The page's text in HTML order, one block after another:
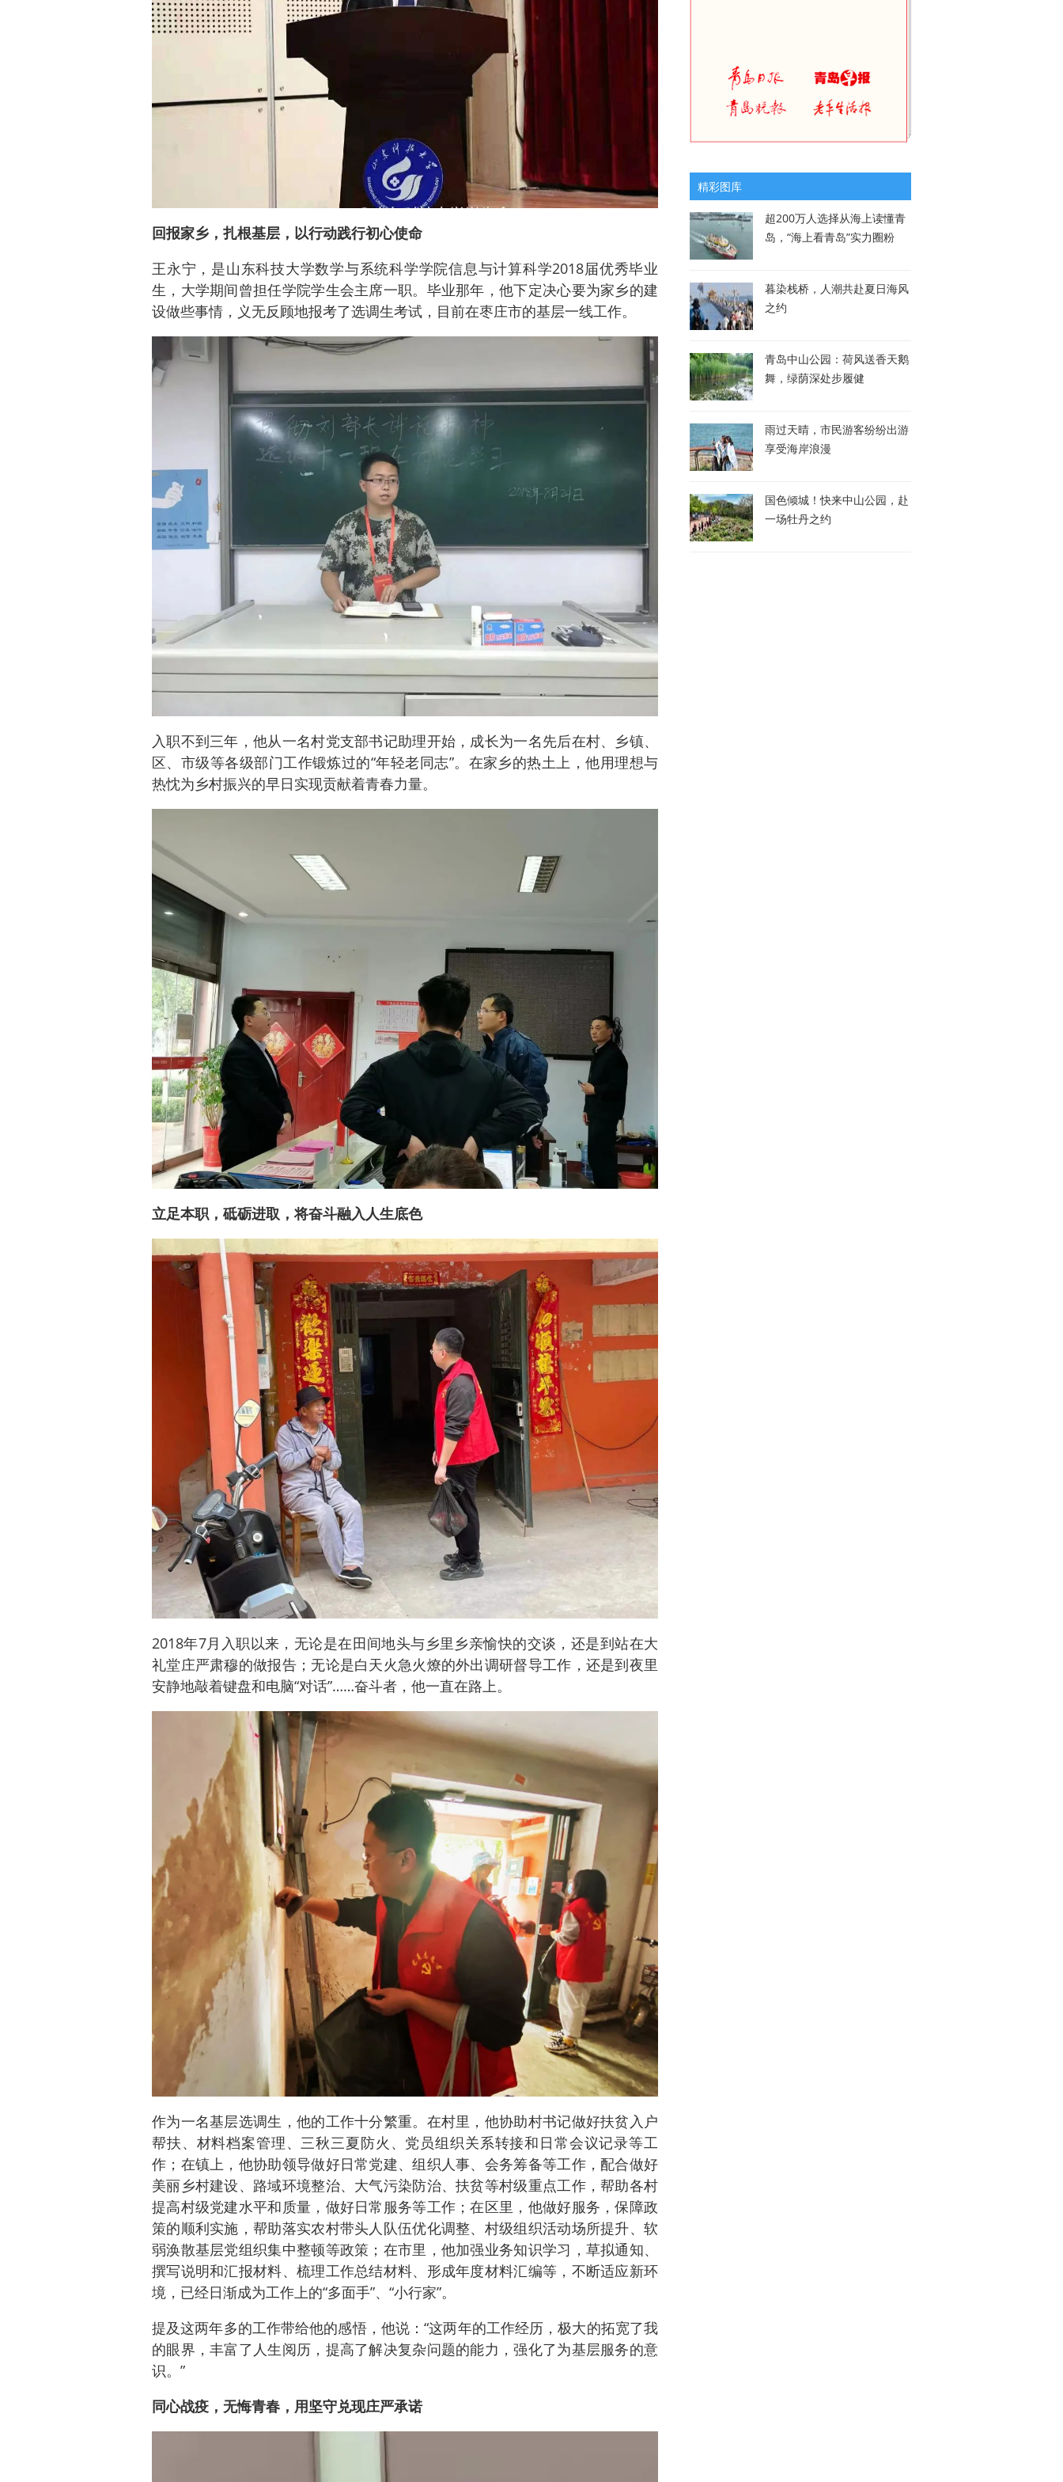
回报家乡，扎根基层，以行动践行初心使命
王永宁，是山东科技大学数学与系统科学学院信息与计算科学2018届优秀毕业
生，大学期间曾担任学院学生会主席一职。毕业那年，他下定决心要为家乡的建
设做些事情，义无反顾地报考了选调生考试，目前在枣庄市的基层一线工作。
入职不到三年，他从一名村党支部书记助理开始，成长为一名先后在村、乡镇、
区、市级等各级部门工作锻炼过的“年轻老同志”。在家乡的热土上，他用理想与
热忱为乡村振兴的早日实现贡献着青春力量。
立足本职，砥砺进取，将奋斗融入人生底色
2018年7月入职以来，无论是在田间地头与乡里乡亲愉快的交谈，还是到站在大
礼堂庄严肃穆的做报告；无论是白天火急火燎的外出调研督导工作，还是到夜里
安静地敲着键盘和电脑“对话”……奋斗者，他一直在路上。
作为一名基层选调生，他的工作十分繁重。在村里，他协助村书记做好扶贫入户
帮扶、材料档案管理、三秋三夏防火、党员组织关系转接和日常会议记录等工
作；在镇上，他协助领导做好日常党建、组织人事、会务筹备等工作，配合做好
美丽乡村建设、路域环境整治、大气污染防治、扶贫等村级重点工作，帮助各村
提高村级党建水平和质量，做好日常服务等工作；在区里，他做好服务，保障政
策的顺利实施，帮助落实农村带头人队伍优化调整、村级组织活动场所提升、软
弱涣散基层党组织集中整顿等政策；在市里，他加强业务知识学习，草拟通知、
撰写说明和汇报材料、梳理工作总结材料、形成年度材料汇编等，不断适应新环
境，已经日渐成为工作上的“多面手”、“小行家”。
提及这两年多的工作带给他的感悟，他说：“这两年的工作经历，极大的拓宽了我
的眼界，丰富了人生阅历，提高了解决复杂问题的能力，强化了为基层服务的意
识。”
同心战疫，无悔青春，用坚守兑现庄严承诺
精彩图库
超200万人选择从海上读懂青
岛，“海上看青岛”实力圈粉
暮染栈桥，人潮共赴夏日海风
之约
青岛中山公园：荷风送香天鹅
舞，绿荫深处步履健
雨过天晴，市民游客纷纷出游
享受海岸浪漫
国色倾城！快来中山公园，赴
一场牡丹之约